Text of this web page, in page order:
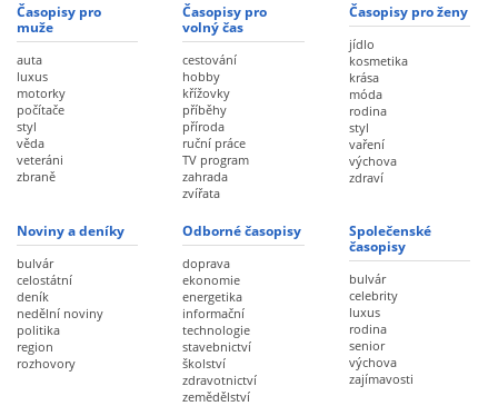
Časopisy pro
muže
auta
luxus
motorky
počítače
styl
věda
veteráni
zbraně
Časopisy pro
volný čas
cestování
hobby
křížovky
příběhy
příroda
ruční práce
TV program
zahrada
zvířata
Časopisy pro ženy
jídlo
kosmetika
krása
móda
rodina
styl
vaření
výchova
zdraví
Noviny a deníky
bulvár
celostátní
deník
nedělní noviny
politika
region
rozhovory
Odborné časopisy
doprava
ekonomie
energetika
informační
technologie
stavebnictví
školství
zdravotnictví
zemědělství
Společenské
časopisy
bulvár
celebrity
luxus
rodina
senior
výchova
zajímavosti